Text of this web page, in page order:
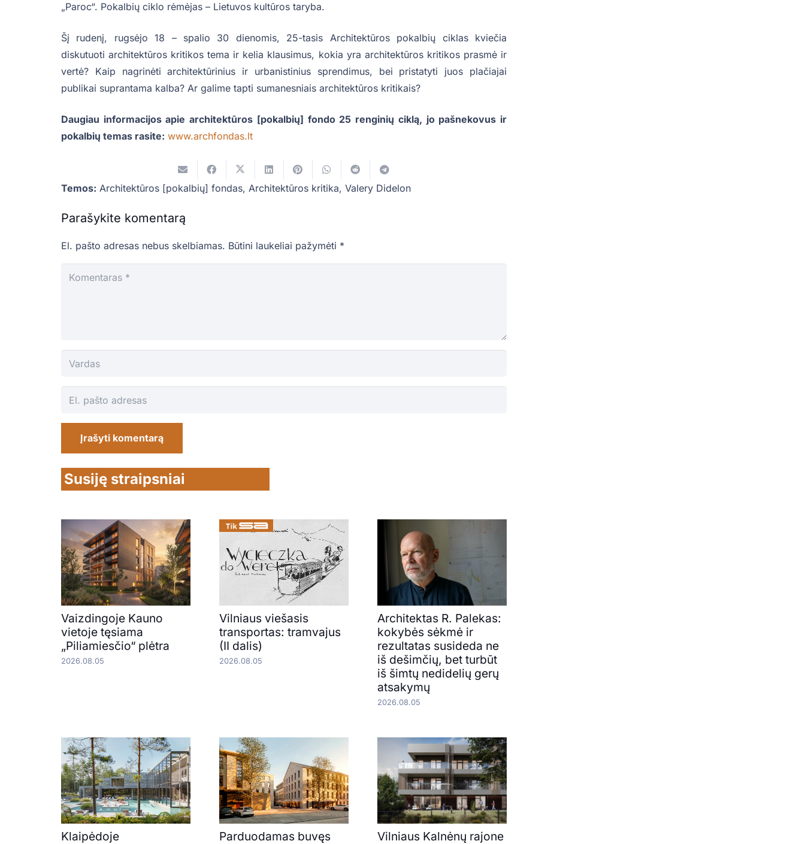
„Paroc“. Pokalbių ciklo rėmėjas – Lietuvos kultūros taryba.
Šį rudenį, rugsėjo 18 – spalio 30 dienomis, 25-tasis Architektūros pokalbių ciklas kviečia
diskutuoti architektūros kritikos tema ir kelia klausimus, kokia yra architektūros kritikos prasmė ir
vertė? Kaip nagrinėti architektūrinius ir urbanistinius sprendimus, bei pristatyti juos plačiajai
publikai suprantama kalba? Ar galime tapti sumanesniais architektūros kritikais?
Daugiau informacijos apie architektūros [pokalbių] fondo 25 renginių ciklą, jo pašnekovus ir
pokalbių temas rasite: www.archfondas.lt
Temos: Architektūros [pokalbių] fondas, Architektūros kritika, Valery Didelon
Parašykite komentarą
El. pašto adresas nebus skelbiamas. Būtini laukeliai pažymėti *
Įrašyti komentarą
Susiję straipsniai
Vaizdingoje Kauno
vietoje tęsiama
„Piliamiesčio“ plėtra
2026.08.05
Vilniaus viešasis
transportas: tramvajus
(II dalis)
2026.08.05
Architektas R. Palekas:
kokybės sėkmė ir
rezultatas susideda ne
iš dešimčių, bet turbūt
iš šimtų nedidelių gerų
atsakymų
2026.08.05
Klaipėdoje
Parduodamas buvęs
Vilniaus Kalnėnų rajone